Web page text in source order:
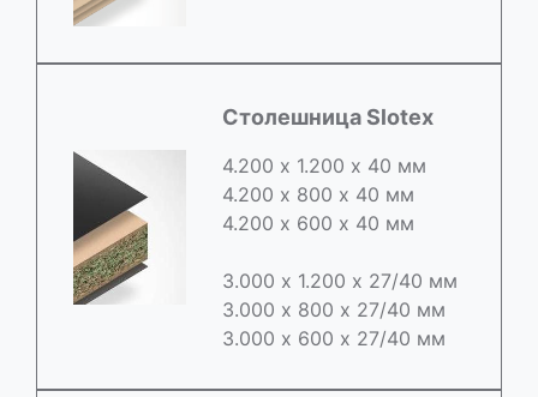
Столешница Slotex
4.200 х 1.200 х 40 мм
4.200 х 800 х 40 мм
4.200 х 600 х 40 мм
3.000 х 1.200 х 27/40 мм
3.000 х 800 х 27/40 мм
3.000 х 600 х 27/40 мм